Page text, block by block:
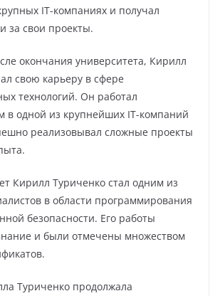
IT-компаниях и получал
за свои проекты.
окончания университета, Кирилл
свою карьеру в сфере
технологий. Он работал
в одной из крупнейших IT-компаний
реализовывал сложные проекты
Кирилл Туриченко стал одним из
в области программирования
безопасности. Его работы
и были отмечены множеством
Туриченко продолжала